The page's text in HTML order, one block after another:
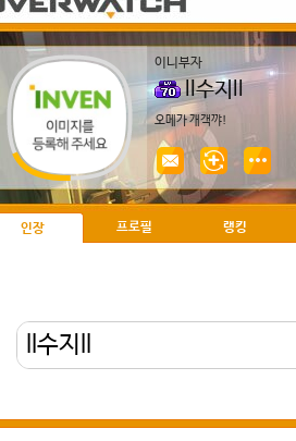
이니부자
ll수지ll
오메가 개객꺄!
인장 프로필 랭킹